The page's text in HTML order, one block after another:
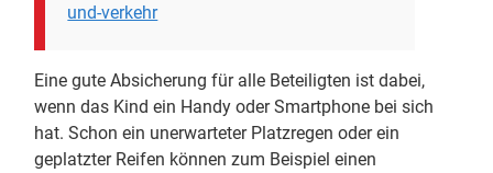
und-verkehr
Eine gute Absicherung für alle Beteiligten ist dabei,
wenn das Kind ein Handy oder Smartphone bei sich
hat. Schon ein unerwarteter Platzregen oder ein
geplatzter Reifen können zum Beispiel einen